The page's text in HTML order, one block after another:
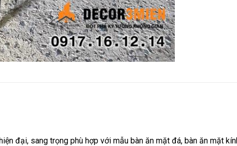
đại, sang trọng phù hợp với mẫu bàn ăn mặt đá, bàn ăn mặt